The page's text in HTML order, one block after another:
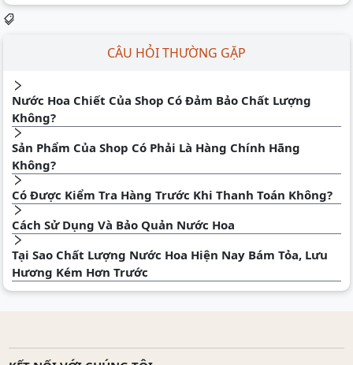
CÂU HỎI THƯỜNG GẶP
Nước Hoa Chiết Của Shop Có Đảm Bảo Chất Lượng
Không?
Sản Phẩm Của Shop Có Phải Là Hàng Chính Hãng
Không?
Có Được Kiểm Tra Hàng Trước Khi Thanh Toán Không?
Cách Sử Dụng Và Bảo Quản Nước Hoa
Tại Sao Chất Lượng Nước Hoa Hiện Nay Bám Tỏa, Lưu
Hương Kém Hơn Trước